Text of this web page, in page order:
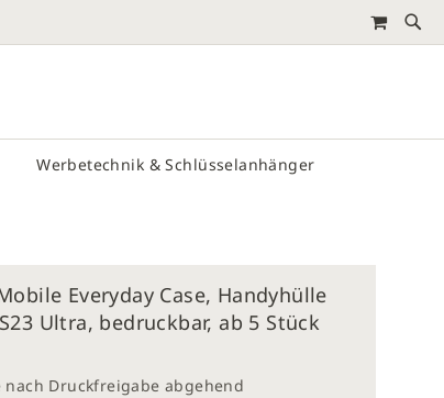
MEIN
Werbetechnik & Schlüsselanhänger
Everyday Case, Handyhülle
Ultra, bedruckbar, ab 5 Stück
nach Druckfreigabe abgehend